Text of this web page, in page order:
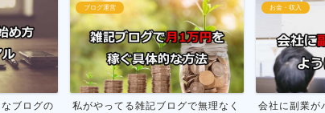
営
てる雑記ブログで無理なく
お金・収入
会社に副業がバレない方法を市役所